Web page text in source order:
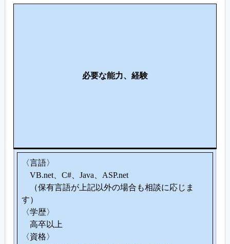
必要な能力、経験
〈言語〉
VB.net、C#、Java、ASP.net
（保有言語が上記以外の場合も相談に応じま
す）
〈学歴〉
高卒以上
〈資格〉